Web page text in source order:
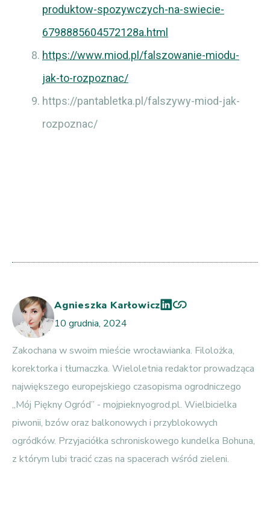
produktow-spozywczych-na-swiecie-
6798885604572128a.html
https://www.miod.pl/falszowanie-miodu-
jak-to-rozpoznac/
https://pantabletka.pl/falszywy-miod-jak-
rozpoznac/
Agnieszka Karłowicz
10 grudnia, 2024
Zakochana w swoim mieście wrocławianka. Filolożka,
korektorka i tłumaczka. Wieloletnia redaktor prowadząca
największego europejskiego czasopisma ogrodniczego
„Mój Piękny Ogród” - mojpieknyogrod.pl. Wielbicielka
piwonii, bzów oraz balkonowych i przyblokowych
ogródków. Przyjaciółka schroniskowego kundelka Bohuna,
z którym lubi tracić czas na spacerach wśród zieleni.